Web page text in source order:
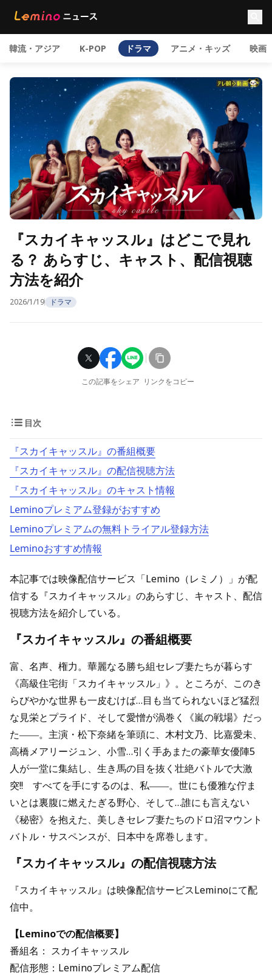
韓流・アジア K-POP ドラマ アニメ・キッズ 映画
『スカイキャッスル』はどこで見れ
る？ あらすじ、キャスト、配信視聴
方法を紹介
2026/1/19 ドラマ
この記事をシェア リンクをコピー
目次
『スカイキャッスル』の番組概要
『スカイキャッスル』の配信視聴方法
『スカイキャッスル』のキャスト情報
Leminoプレミアム登録がおすすめ
Leminoプレミアムの無料トライアル登録方法
Leminoおすすめ情報
本記事では映像配信サービス「Lemino（レミノ）」が配
信する『スカイキャッスル』のあらすじ、キャスト、配信
視聴方法を紹介している。
『スカイキャッスル』の番組概要
富、名声、権力。華麗なる勝ち組セレブ妻たちが暮らす
《高級住宅街「スカイキャッスル」》。ところが、このき
らびやかな世界も一皮むけば…目も当てられないほど猛烈
な見栄とプライド、そして愛憎が渦巻く《嵐の戦場》だっ
た――。主演・松下奈緒を筆頭に、木村文乃、比嘉愛未、
高橋メアリージュン、小雪…引く手あまたの豪華女優陣5
人が一堂に集結し、生き馬の目を抜く壮絶バトルで大激
突!! すべてを手にするのは、私――。世にも優雅な佇ま
いとは裏腹に燃えたぎる野心、そして…誰にも言えない
《秘密》を抱えた、美しきセレブ妻たちのドロ沼マウント
バトル・サスペンスが、日本中を席巻します。
『スカイキャッスル』の配信視聴方法
『スカイキャッスル』は映像配信サービスLeminoにて配
信中。
【Leminoでの配信概要】
番組名： スカイキャッスル
配信形態：Leminoプレミアム配信